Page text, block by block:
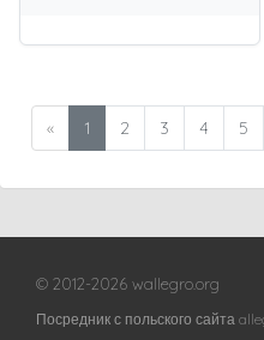
« 1 2 3 4 5
© 2012-2026 wallegro.org
Посредник с польского сайта